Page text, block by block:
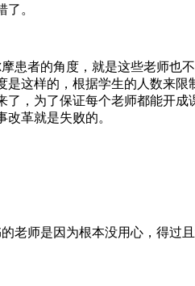
。
患者的角度，就是这些老师也
这样的，根据学生的人数来限
，为了保证每个老师都能开
革就是失败的。
老师是因为根本没用心，得过